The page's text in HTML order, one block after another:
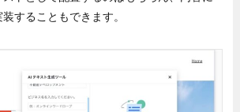
することもできます。